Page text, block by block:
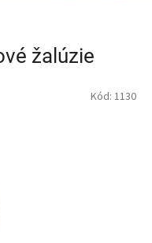
žalúzie
Kód: 1130